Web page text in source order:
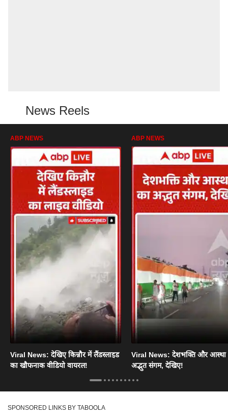
News Reels
ABP NEWS
Viral News: देखिए किन्नौर में लैंडस्लाइड
का खौफनाक वीडियो वायरल!
ABP NEWS
Viral News: देशभक्ति और आस्था
अद्भुत संगम, देखिए!
SPONSORED LINKS BY TABOOLA